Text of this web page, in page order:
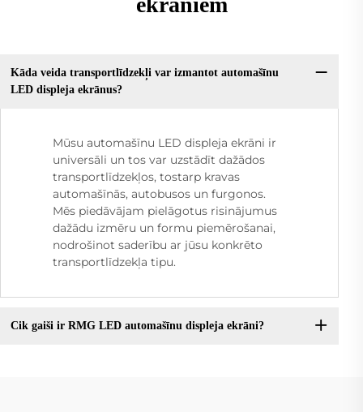
Kāda veida transportlīdzekļi var izmantot automašīnu
LED displeja ekrānus?
Mūsu automašīnu LED displeja ekrāni ir
universāli un tos var uzstādīt dažādos
transportlīdzekļos, tostarp kravas
automašīnās, autobusos un furgonos.
Mēs piedāvājam pielāgotus risinājumus
dažādu izmēru un formu piemērošanai,
nodrošinot saderību ar jūsu konkrēto
transportlīdzekļa tipu.
Cik gaiši ir RMG LED automašīnu displeja ekrāni?